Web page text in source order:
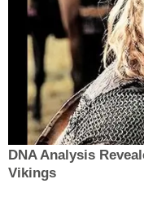
DNA Analysis
Vikings